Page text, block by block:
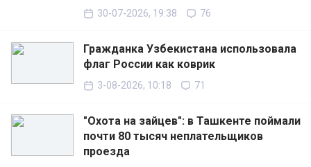
30-07-2026, 19:38 76
Гражданка Узбекистана использовала
флаг России как коврик
3-08-2026, 10:18 71
"Охота на зайцев": в Ташкенте поймали
почти 80 тысяч неплательщиков
проезда